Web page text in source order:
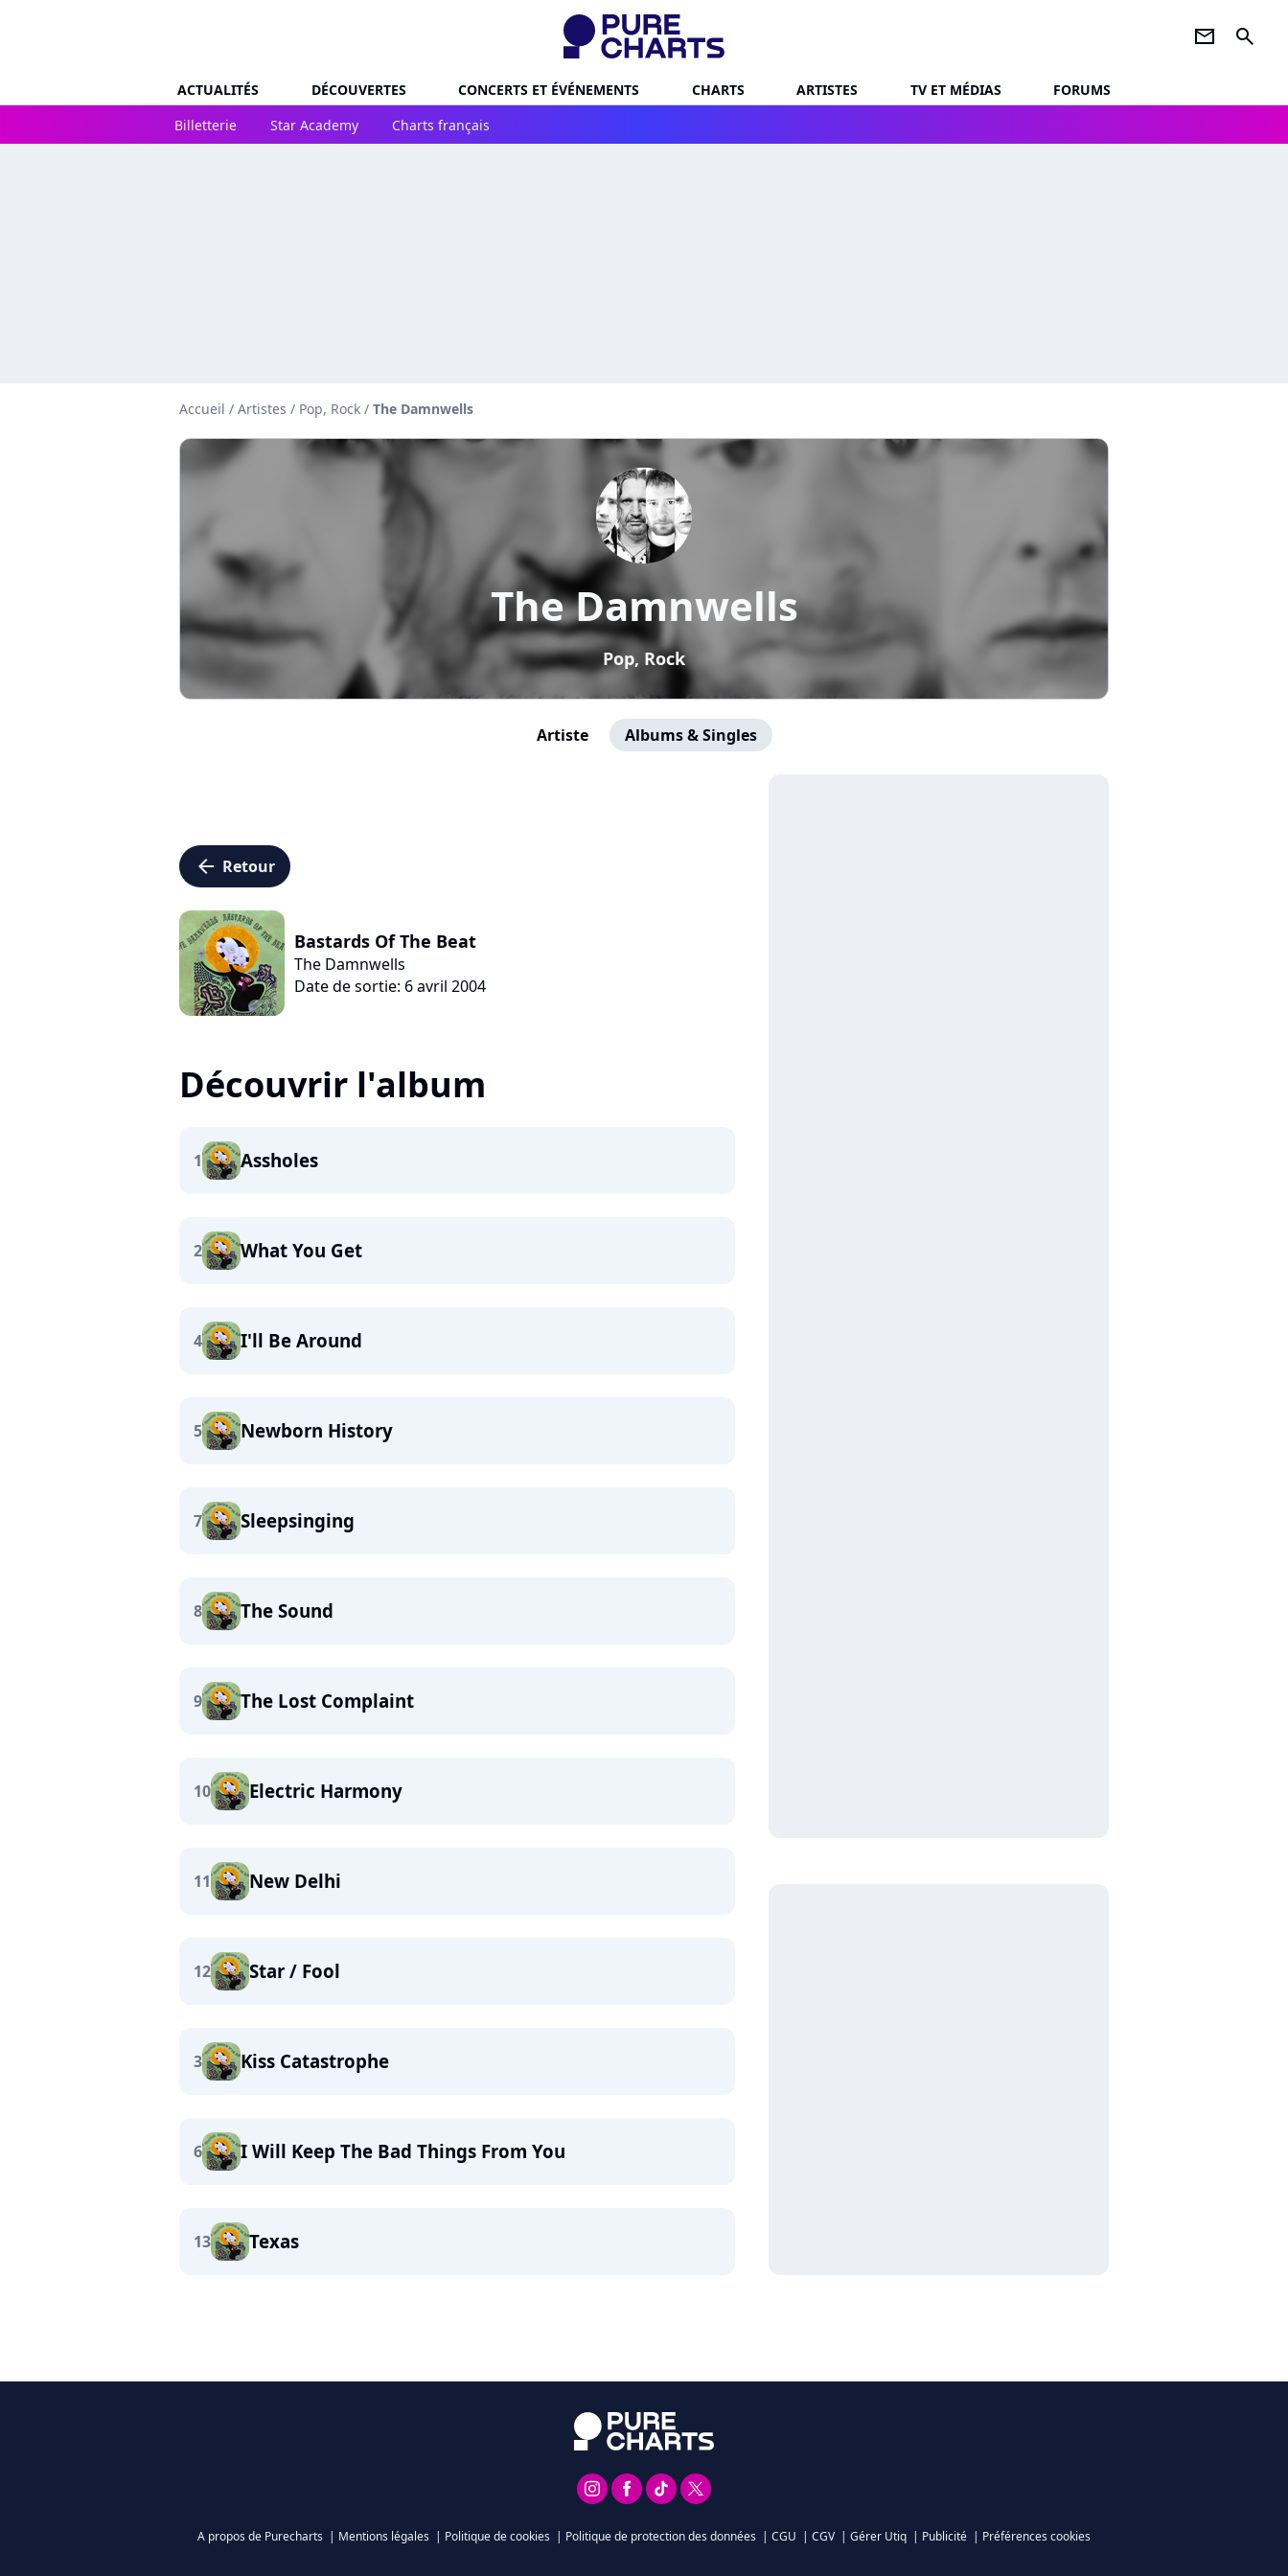
newsletter search
ACTUALITÉS DÉCOUVERTES CONCERTS ET ÉVÉNEMENTS CHARTS ARTISTES TV ET MÉDIAS
FORUMS
Billetterie
Star Academy Charts français
Accueil / Artistes / Pop, Rock / The Damnwells
The Damnwells
Pop, Rock
Artiste Albums & Singles
arrow_left Retour
Bastards Of The Beat
The Damnwells
Date de sortie: 6 avril 2004
Découvrir l'album
1 Assholes
2 What You Get
4 I'll Be Around
5 Newborn History
7 Sleepsinging
8 The Sound
9 The Lost Complaint
10 Electric Harmony
11 New Delhi
12 Star / Fool
3 Kiss Catastrophe
6 I Will Keep The Bad Things From You
13 Texas
A propos de Purecharts | Mentions légales | Politique de cookies | Politique de protection des données | CGU | CGV | Gérer Utiq | Publicité | Préférences cookies